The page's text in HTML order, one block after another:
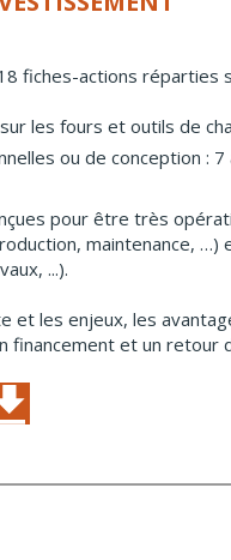
fiches-actions réparties
les fours et outils de
ou de conception : 7
pour être très
maintenance, …)
...).
et les enjeux, les
financement et un retour